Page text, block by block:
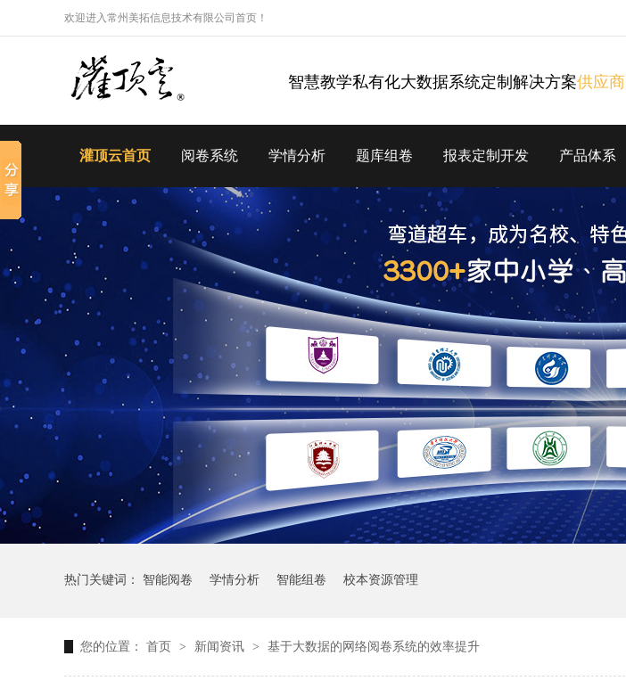
欢迎进入常州美拓信息技术有限公司首页！
智慧教学私有化大数据系统定制解决方案供应商
灌顶云首页 阅卷系统 学情分析 题库组卷 报表定制开发 产品体系
热门关键词： 智能阅卷 学情分析 智能组卷 校本资源管理
您的位置： 首页 > 新闻资讯 > 基于大数据的网络阅卷系统的效率提升